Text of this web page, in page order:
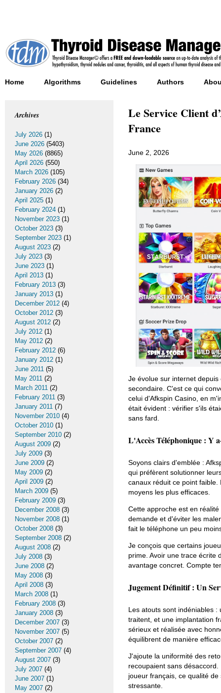
Home Algorithms Guidelines Authors
Le Service Client
France
June 2, 2026
Je évolue sur internet
secondaire. C'est ce qui
celui d'Afkspin Casino, en
était évident : vérifier s'ils
sans fard.
L'Accès Téléphonique : Y
Soyons clairs d'emblée :
qui préfèrent solutionner
canaux réduit ce point
moyens les plus efficaces.
Cette approche est en
demande et d'éviter les
fait le téléphone un peu
Je conçois que certains
prime. Avoir une trace écrite
avantage concret. Compte
Jugement Définitif : Un
Les atouts sont indéniables
traitent, et une implantation
sérieux et réalisée avec
équilibrent de manière
J'ajoute la uniformité des
recoupaient sans
joueur français, ce qualité
stressante.
Archives
July 2026 (1)
June 2026 (5403)
May 2026 (8865)
April 2026 (550)
March 2026 (105)
February 2026 (34)
January 2026 (2)
April 2025 (1)
February 2024 (1)
November 2023 (1)
October 2023 (3)
September 2023 (1)
August 2023 (2)
July 2023 (3)
June 2023 (1)
April 2013 (1)
February 2013 (3)
January 2013 (1)
December 2012 (4)
October 2012 (3)
August 2012 (2)
July 2012 (1)
May 2012 (2)
February 2012 (6)
January 2012 (1)
June 2011 (5)
May 2011 (2)
March 2011 (2)
February 2011 (3)
January 2011 (7)
November 2010 (4)
October 2010 (1)
September 2010 (2)
August 2009 (2)
July 2009 (3)
June 2009 (2)
May 2009 (2)
April 2009 (2)
March 2009 (5)
February 2009 (3)
December 2008 (3)
November 2008 (1)
October 2008 (3)
September 2008 (2)
August 2008 (2)
July 2008 (3)
June 2008 (2)
May 2008 (3)
April 2008 (3)
March 2008 (1)
February 2008 (3)
January 2008 (3)
December 2007 (3)
November 2007 (5)
October 2007 (2)
September 2007 (4)
August 2007 (3)
July 2007 (4)
June 2007 (1)
May 2007 (2)